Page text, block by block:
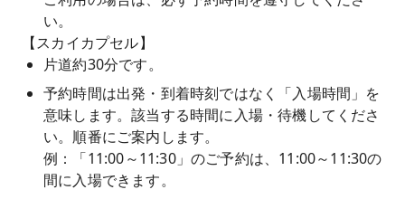
い。
【スカイカプセル】
片道約30分です。
予約時間は出発・到着時刻ではなく「入場時間」を
意味します。該当する時間に入場・待機してくださ
い。順番にご案内します。
例：「11:00～11:30」のご予約は、11:00～11:30の
間に入場できます。